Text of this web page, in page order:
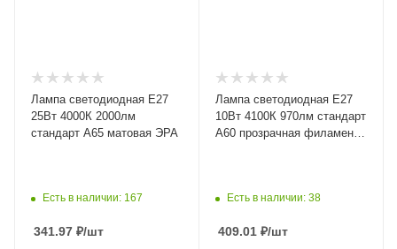
Лампа светодиодная Е27
25Вт 4000К 2000лм
стандарт А65 матовая ЭРА
Есть в наличии: 167
341.97 ₽/шт
Лампа светодиодная Е27
10Вт 4100К 970лм стандарт
А60 прозрачная филамент
Есть в наличии: 38
409.01 ₽/шт